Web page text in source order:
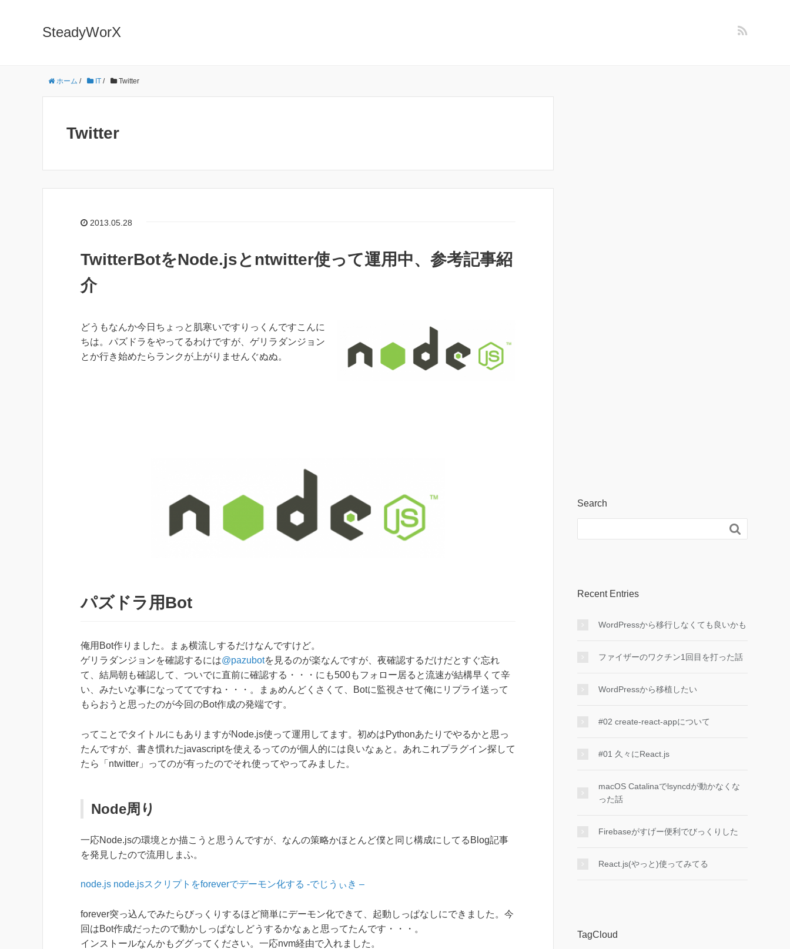
SteadyWorX
ホーム / IT / Twitter
Twitter
2013.05.28
TwitterBotをNode.jsとntwitter使って運用中、参考記事紹
介
どうもなんか今日ちょっと肌寒いですりっくんですこんに
ちは。パズドラをやってるわけですが、ゲリラダンジョン
とか行き始めたらランクが上がりませんぐぬぬ。
パズドラ用Bot
俺用Bot作りました。まぁ横流しするだけなんですけど。
ゲリラダンジョンを確認するには@pazubotを見るのが楽なんですが、夜確認するだけだとすぐ忘れ
て、結局朝も確認して、ついでに直前に確認する・・・にも500もフォロー居ると流速が結構早くて辛
い、みたいな事になっててですね・・・。まぁめんどくさくて、Botに監視させて俺にリプライ送って
もらおうと思ったのが今回のBot作成の発端です。
ってことでタイトルにもありますがNode.js使って運用してます。初めはPythonあたりでやるかと思っ
たんですが、書き慣れたjavascriptを使えるってのが個人的には良いなぁと。あれこれプラグイン探して
たら「ntwitter」ってのが有ったのでそれ使ってやってみました。
Node周り
一応Node.jsの環境とか描こうと思うんですが、なんの策略かほとんど僕と同じ構成にしてるBlog記事
を発見したので流用しまふ。
node.js node.jsスクリプトをforeverでデーモン化する -でじうぃき –
forever突っ込んでみたらびっくりするほど簡単にデーモン化できて、起動しっぱなしにできました。今
回はBot作成だったので動かしっぱなしどうするかなぁと思ってたんです・・・。
インストールなんかもググってください。一応nvm経由で入れました。
Search

Recent Entries
WordPressから移行しなくても良いかも
ファイザーのワクチン1回目を打った話
WordPressから移植したい
#02 create-react-appについて
#01 久々にReact.js
macOS Catalinaでlsyncdが動かなくな
った話
Firebaseがすげー便利でびっくりした
React.js(やっと)使ってみてる
TagCloud